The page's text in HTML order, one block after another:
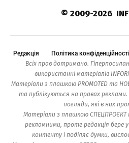
© 2009-2026
Редакція Політика конфіденційності
Всіх прав дотримано.
використанні матеріалів
Матеріали з плашкою PROMOTED та
та публікуються на правах
погляди, які в них
Матеріали з плашкою
рекламними, проте редакція бере
контенту і поділяє думки,